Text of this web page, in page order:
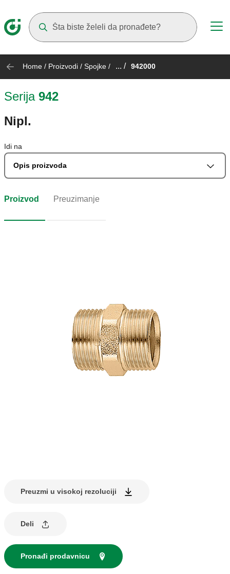
Home / Proizvodi / Spojke / ... / 942000
Serija 942
Nipl.
Idi na
Opis proizvoda
Proizvod Preuzimanje
Preuzmi u visokoj rezoluciji
Deli
Pronađi prodavnicu